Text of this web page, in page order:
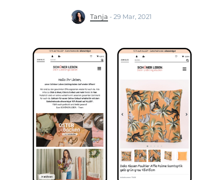
Tanja - 29 Mar, 2021